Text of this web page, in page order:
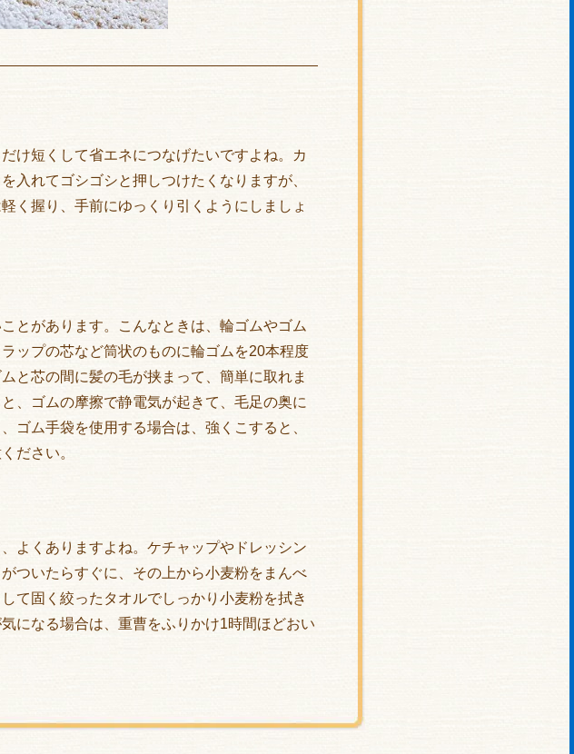
け短くして省エネにつなげたいですよね。カ
入れてゴシゴシと押しつけたくなりますが、
く握り、手前にゆっくり引くようにしましょ
とがあります。こんなときは、輪ゴムやゴム
ップの芯など筒状のものに輪ゴムを20本程度
と芯の間に髪の毛が挟まって、簡単に取れま
、ゴムの摩擦で静電気が起きて、毛足の奥に
ゴム手袋を使用する場合は、強くこすると、
ださい。
よくありますよね。ケチャップやドレッシン
ついたらすぐに、その上から小麦粉をまんべ
て固く絞ったタオルでしっかり小麦粉を拭き
になる場合は、重曹をふりかけ1時間ほどおい